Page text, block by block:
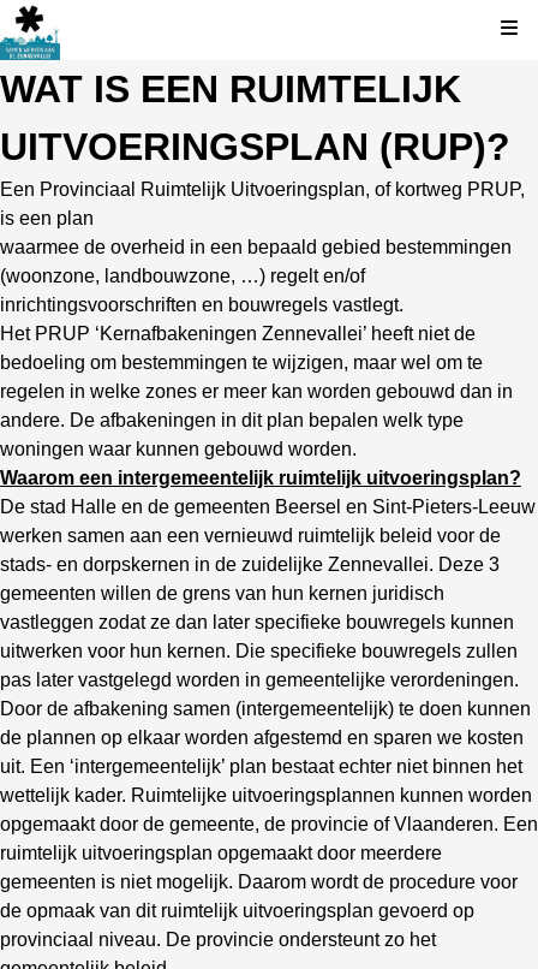
WAT IS EEN RUIMTELIJK
UITVOERINGSPLAN (RUP)?
Een Provinciaal Ruimtelijk Uitvoeringsplan, of kortweg PRUP,
is een plan
waarmee de overheid in een bepaald gebied bestemmingen
(woonzone, landbouwzone, …) regelt en/of
inrichtingsvoorschriften en bouwregels vastlegt.
Het PRUP ‘Kernafbakeningen Zennevallei’ heeft niet de
bedoeling om bestemmingen te wijzigen, maar wel om te
regelen in welke zones er meer kan worden gebouwd dan in
andere. De afbakeningen in dit plan bepalen welk type
woningen waar kunnen gebouwd worden.
Waarom een intergemeentelijk ruimtelijk uitvoeringsplan?
De stad Halle en de gemeenten Beersel en Sint-Pieters-Leeuw
werken samen aan een vernieuwd ruimtelijk beleid voor de
stads- en dorpskernen in de zuidelijke Zennevallei. Deze 3
gemeenten willen de grens van hun kernen juridisch
vastleggen zodat ze dan later specifieke bouwregels kunnen
uitwerken voor hun kernen. Die specifieke bouwregels zullen
pas later vastgelegd worden in gemeentelijke verordeningen.
Door de afbakening samen (intergemeentelijk) te doen kunnen
de plannen op elkaar worden afgestemd en sparen we kosten
uit. Een ‘intergemeentelijk’ plan bestaat echter niet binnen het
wettelijk kader. Ruimtelijke uitvoeringsplannen kunnen worden
opgemaakt door de gemeente, de provincie of Vlaanderen. Een
ruimtelijk uitvoeringsplan opgemaakt door meerdere
gemeenten is niet mogelijk. Daarom wordt de procedure voor
de opmaak van dit ruimtelijk uitvoeringsplan gevoerd op
provinciaal niveau. De provincie ondersteunt zo het